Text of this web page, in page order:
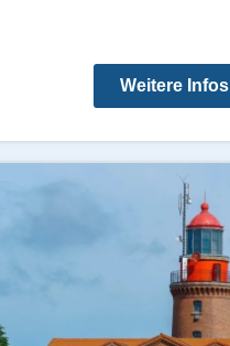
Weitere Infos